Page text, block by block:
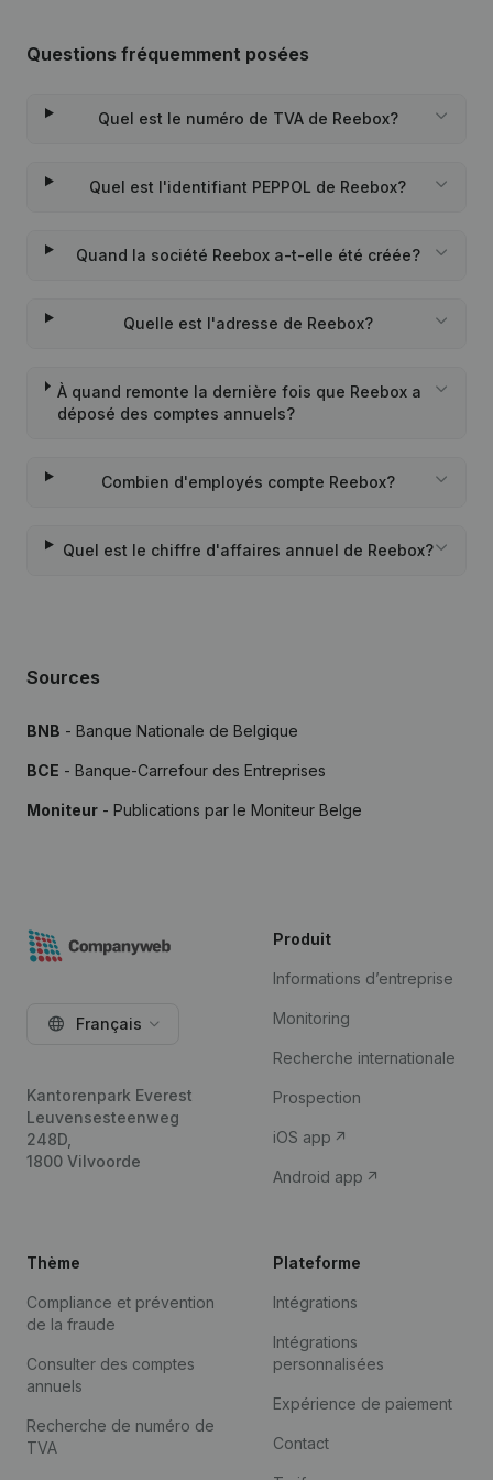
Questions fréquemment posées
Quel est le numéro de TVA de Reebox?
Quel est l'identifiant PEPPOL de Reebox?
Quand la société Reebox a-t-elle été créée?
Quelle est l'adresse de Reebox?
À quand remonte la dernière fois que Reebox a
déposé des comptes annuels?
Combien d'employés compte Reebox?
Quel est le chiffre d'affaires annuel de Reebox?
Sources
BNB - Banque Nationale de Belgique
BCE - Banque-Carrefour des Entreprises
Moniteur - Publications par le Moniteur Belge
Français
Kantorenpark Everest
Leuvensesteenweg
248D,
1800 Vilvoorde
Produit
Informations d’entreprise
Monitoring
Recherche internationale
Prospection
iOS app
Android app
Thème
Compliance et prévention
de la fraude
Consulter des comptes
annuels
Recherche de numéro de
TVA
Plateforme
Intégrations
Intégrations
personnalisées
Expérience de paiement
Contact